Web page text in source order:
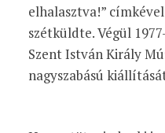
elhalasztva!”
szétküldte. Végül
Szent István Király
nagyszabású